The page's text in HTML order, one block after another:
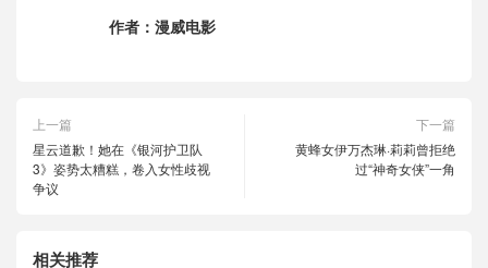
作者： 漫威电影
上一篇
星云道歉！她在《银河护卫队
3》姿势太糟糕，卷入女性歧视
争议
下一篇
黄蜂女伊万杰琳·莉莉曾拒绝
过“神奇女侠”一角
相关推荐